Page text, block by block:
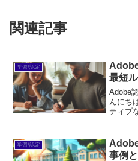
関連記事
学習/認定
最短
Adobe
んにち
ティブ
し、受
安が浮
学習/認定
事例